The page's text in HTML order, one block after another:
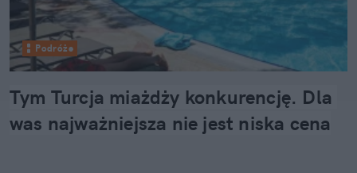
Podróże
Tym Turcja miażdży konkurencję. Dla
was najważniejsza nie jest niska cena